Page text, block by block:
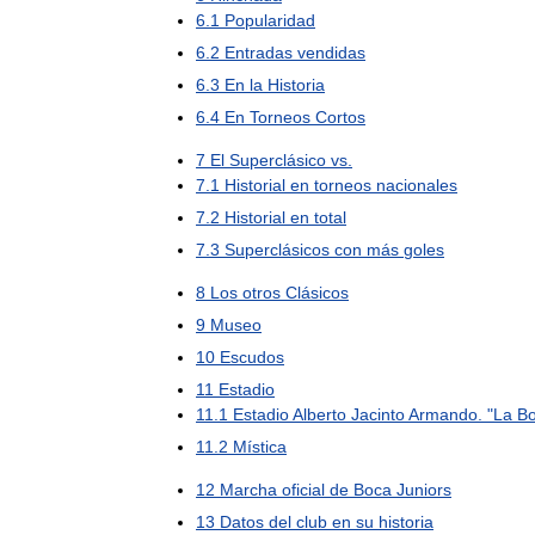
6.1 Popularidad
6.2 Entradas vendidas
6.3 En la Historia
6.4 En Torneos Cortos
7 El Superclásico vs.
7.1 Historial en torneos nacionales
7.2 Historial en total
7.3 Superclásicos con más goles
8 Los otros Clásicos
9 Museo
10 Escudos
11 Estadio
11.1 EstadioAlberto JacintoArmando. "La
11.2 Mística
12 Marcha oficial de Boca Juniors
13 Datos del club en su historia